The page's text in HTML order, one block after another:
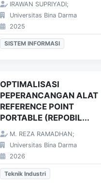
IRAWAN SUPRIYADI;
Universitas Bina Darma
2025
SISTEM INFORMASI
OPTIMALISASI
PEPERANCANGAN ALAT
REFERENCE POINT
PORTABLE (REPOBIL...
M. REZA RAMADHAN;
Universitas Bina Darma
2026
Teknik Industri